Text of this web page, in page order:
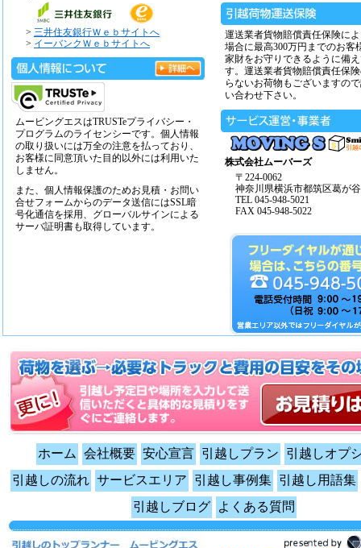
> 三井住友銀行Ｗｅｂサイトへ
> イーバンクＷｅｂサイトへ
ムービングエスはTRUSTeプライバシー・
プログラムのライセンシーです。個人情報
の取り扱いには万全の注意を払っており、
お客様に同意頂いた目的以外には利用いた
しません。
また、個人情報保護のためお見積・お問い
合せフォームからのデータ送信にはSSL暗
号化通信を採用、グローバルサインによる
サーバ証明書も取得しています。
運送業者貨物賠償責任保険に
場合に最高300万円までのお客
家財をお守りできるように備
す。運送業者貨物賠償責任保
らないお荷物もございますの
い合わせ下さい。
株式会社ムーバーズ
〒224-0062
神奈川県横浜市都筑区葛が
TEL 045-948-5021
FAX 045-948-5022
ホーム 会社概要 安心宣言 引越しプラン
引越しオプ
引越しの流れ サービスエリア 引越し事例集 引越し用語集
引越しブログ
よくある質問